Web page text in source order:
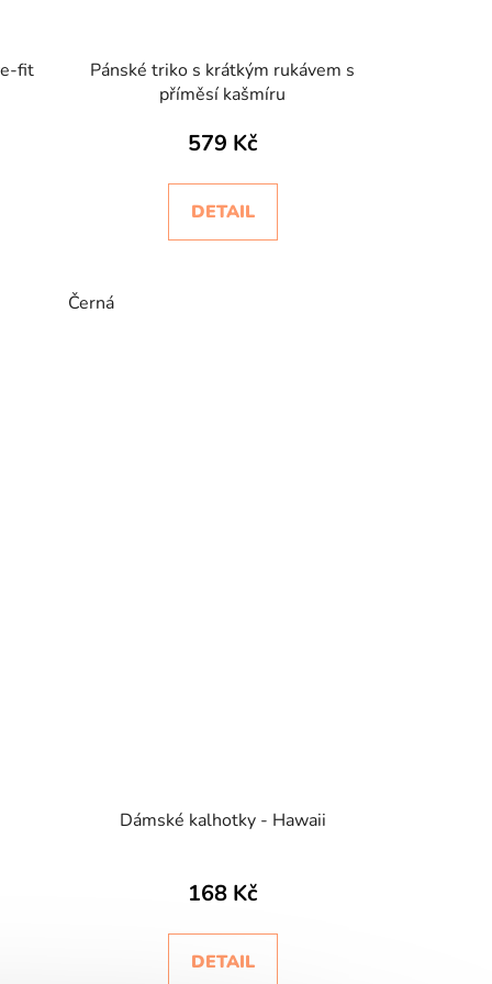
fit
Pánské triko s krátkým rukávem s
příměsí kašmíru
579 Kč
DETAIL
Černá
Dámské kalhotky - Hawaii
168 Kč
DETAIL